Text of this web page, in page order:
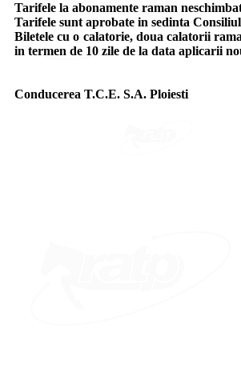
Tarifele la abonamente raman
Tarifele sunt aprobate in sedinta
Biletele cu o calatorie, doua calatorii
in termen de 10 zile de la data aplicarii
Conducerea T.C.E. S.A. Ploiesti